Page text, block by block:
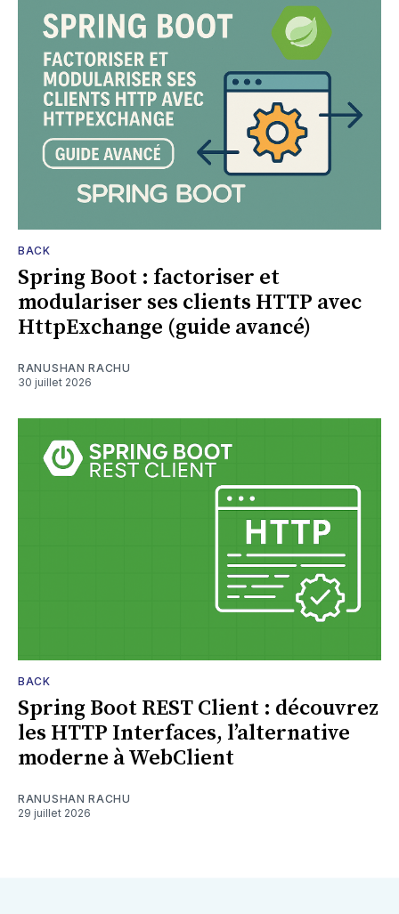
BACK
Spring Boot : factoriser et
modulariser ses clients HTTP avec
HttpExchange (guide avancé)
RANUSHAN RACHU
30 juillet 2026
BACK
Spring Boot REST Client : découvrez
les HTTP Interfaces, l’alternative
moderne à WebClient
RANUSHAN RACHU
29 juillet 2026